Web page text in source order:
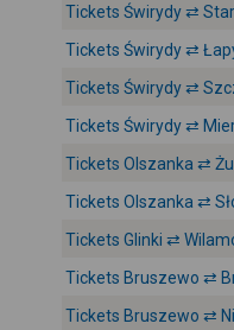
Tickets Świrydy ⇄
Tickets Świrydy ⇄
Tickets Świrydy ⇄
Tickets Świrydy ⇄
Tickets Olszanka ⇄
Tickets Olszanka ⇄
Tickets Glinki ⇄
Tickets Bruszewo ⇄
Tickets Bruszewo ⇄